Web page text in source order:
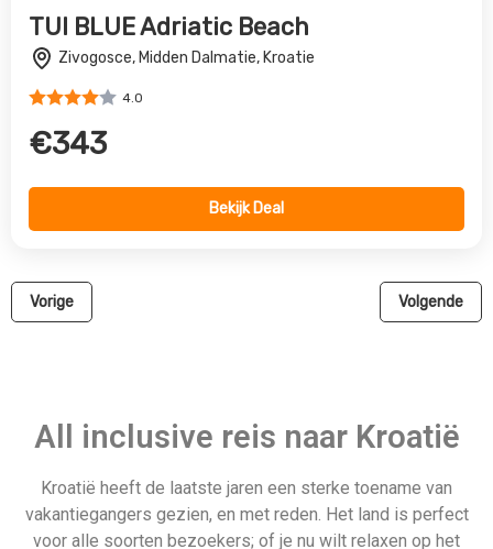
All inclusive reis naar Kroatië
Kroatië heeft de laatste jaren een sterke toename van
vakantiegangers gezien, en met reden. Het land is perfect
strand, weelderige groene bossen wilt verkennen of wilt
heeft niet alleen het grootste deel van het jaar prachtig weer,
maar biedt ook een all-inclusive pakket dat moeilijk te
nodig hebt voor een zorgeloos en ontspannen uitje! Ervaar
zelf de unieke cultuur en natuurlijke schoonheid van Bosnië &
naar Kroatië